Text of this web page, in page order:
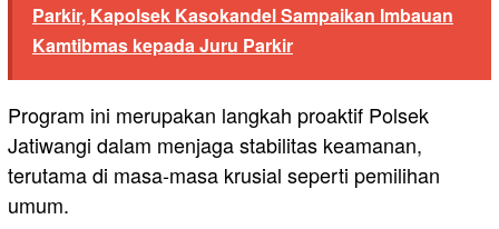
Parkir, Kapolsek Kasokandel Sampaikan Imbauan
Kamtibmas kepada Juru Parkir
Program ini merupakan langkah proaktif Polsek
Jatiwangi dalam menjaga stabilitas keamanan,
terutama di masa-masa krusial seperti pemilihan
umum.